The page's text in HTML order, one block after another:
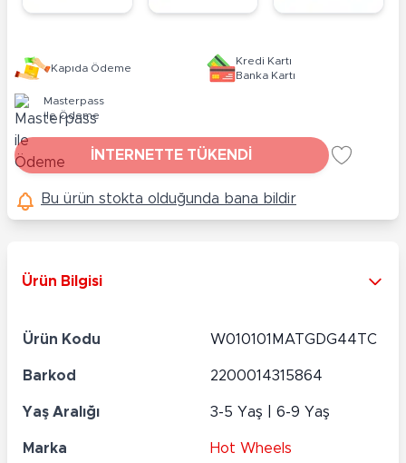
Kapıda Ödeme
Kredi Kartı
Banka Kartı
Masterpass
ile Ödeme
İNTERNETTE TÜKENDİ
Bu ürün stokta olduğunda bana bildir
Ürün Bilgisi
Ürün Kodu W010101MATGDG44TC
Barkod 2200014315864
Yaş Aralığı 3-5 Yaş | 6-9 Yaş
Marka Hot Wheels